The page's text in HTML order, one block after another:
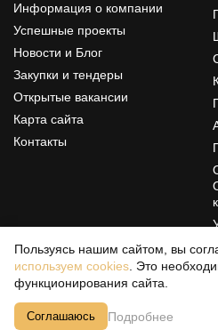
Информация о компании
Успешные проекты
Новости и Блог
Закупки и тендеры
Открытые вакансии
Карта сайта
Контакты
Политика конфиденциальности
Пользуясь нашим сайтом, вы
используем cookies . Это
функционирования сайта.
Соглашаюсь Подробнее